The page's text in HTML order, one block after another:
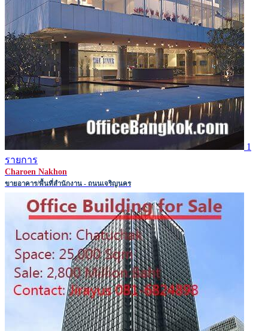
1
รายการ
Charoen Nakhon
ขายอาคาร/พื้นที่สำนักงาน - ถนนเจริญนคร